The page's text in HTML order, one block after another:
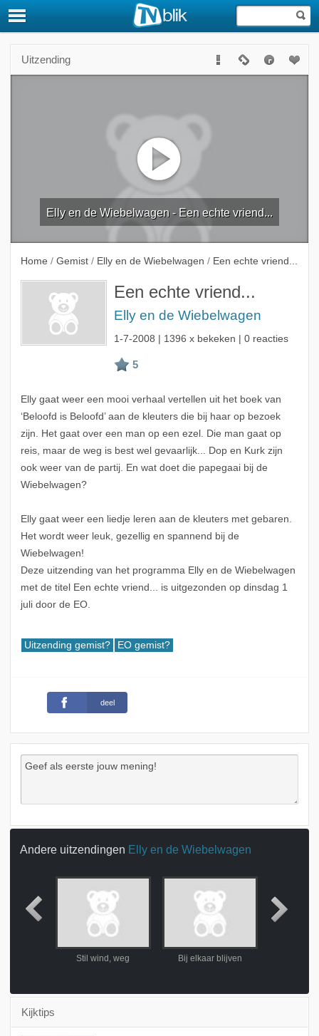
Uitzending
Elly en de Wiebelwagen - Een echte vriend...
Home / Gemist / Elly en de Wiebelwagen / Een echte vriend...
Een echte vriend...
Elly en de Wiebelwagen
1-7-2008 | 1396 x bekeken | 0 reacties
Elly gaat weer een mooi verhaal vertellen uit het boek van
‘Beloofd is Beloofd’ aan de kleuters die bij haar op bezoek
zijn. Het gaat over een man op een ezel. Die man gaat op
reis, maar de weg is best wel gevaarlijk... Dop en Kurk zijn
ook weer van de partij. En wat doet die papegaai bij de
Wiebelwagen?
Elly gaat weer een liedje leren aan de kleuters met gebaren.
Het wordt weer leuk, gezellig en spannend bij de
Wiebelwagen!
Deze uitzending van het programma Elly en de Wiebelwagen
met de titel Een echte vriend... is uitgezonden op dinsdag 1
juli door de EO.
Uitzending gemist? EO gemist?
deel
Andere uitzendingen Elly en de Wiebelwagen
Stil wind, weg Bij elkaar blijven
Kijktips